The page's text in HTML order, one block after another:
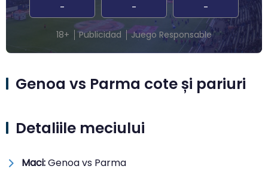
- - -
18+ Publicidad Juego Responsable
Genoa vs Parma cote și pariuri
Detaliile meciului
Maci:Genoa vs Parma